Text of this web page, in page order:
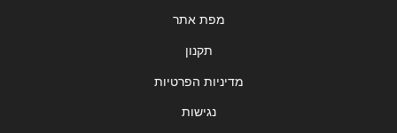
מפת אתר
תקנון
מדיניות הפרטיות
נגישות